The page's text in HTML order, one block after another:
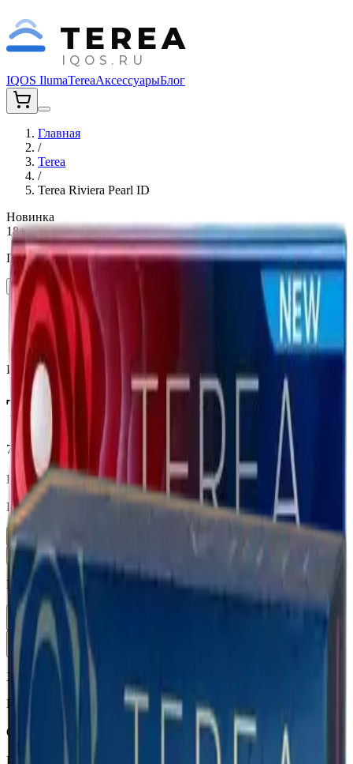
TEREA
IQOS.RU
IQOS IlumaTereaАксессуарыБлог
Главная
/
Terea
/
Terea Riviera Pearl ID
Новинка
18+
Продукция предназначена для лиц старше 18 лет
Мне исполнилось 18 лет
Главная
›Стики Terea
Terea Riviera Pearl ID
Индонезия (ID)
Terea Riviera Pearl ID
7 500 ₽
Блок (10 пачек): 760 ₽
Вариант
Пачка
Блок × 107 500 ₽
Количество
1
В корзину —
Характеристики
Бренд
Страна
Крепость